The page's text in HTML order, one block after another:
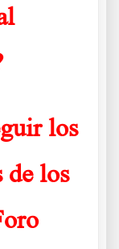
los
de los